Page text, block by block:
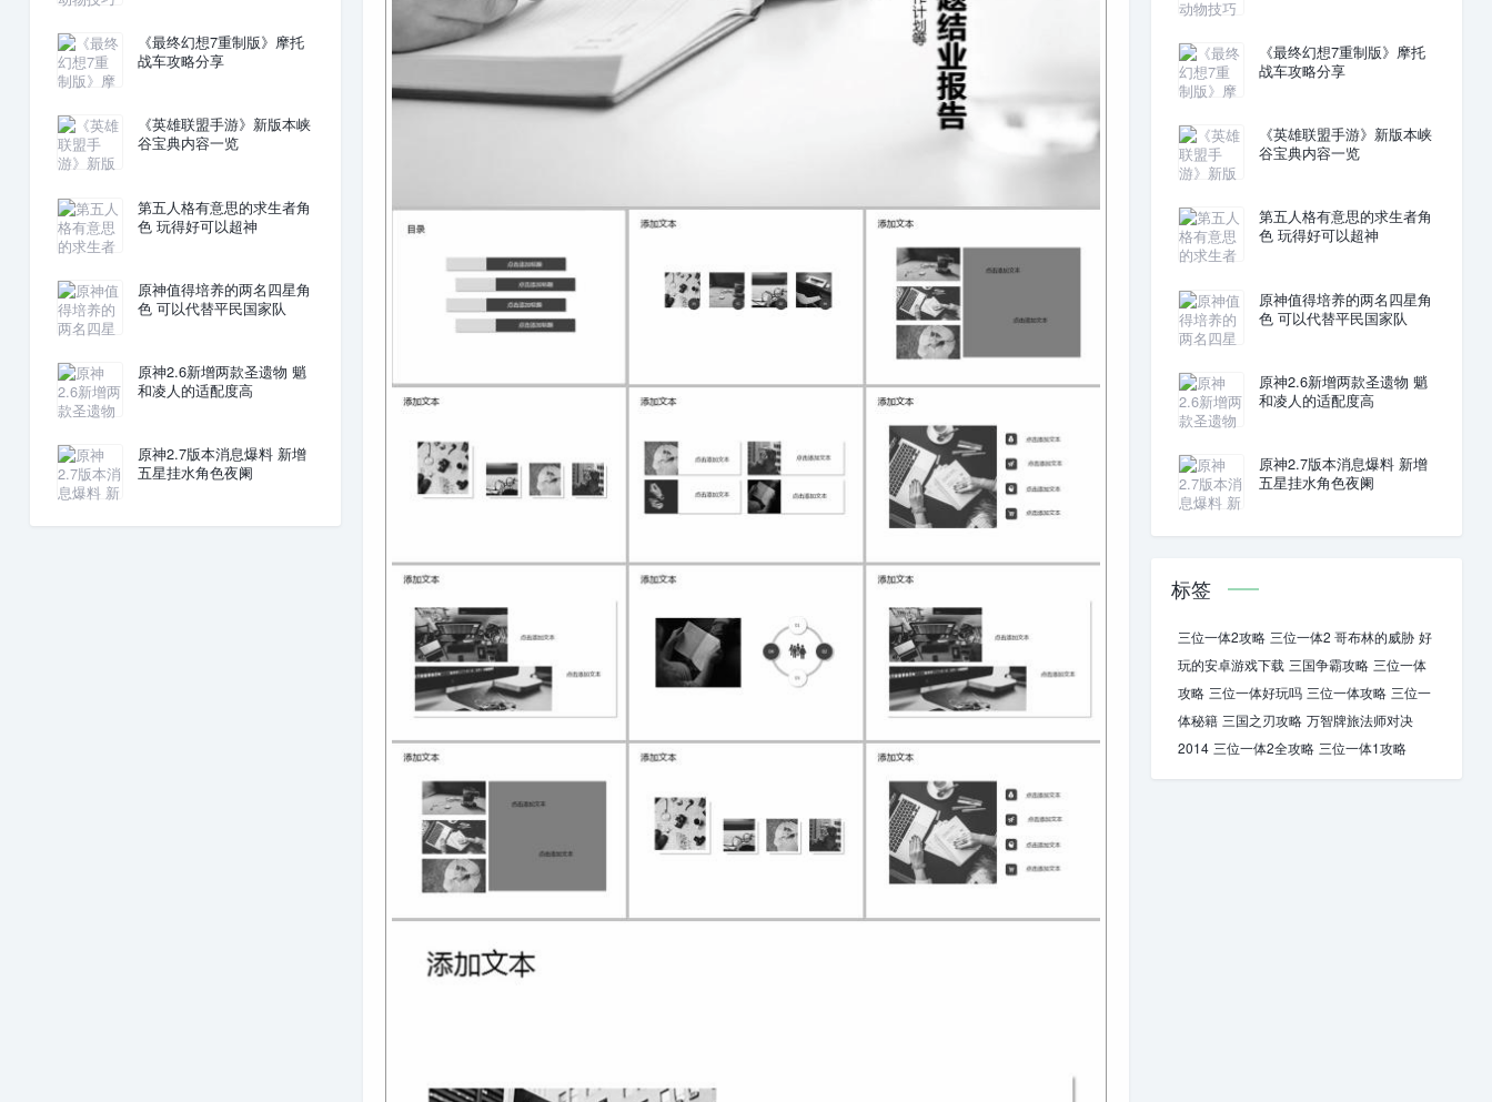
《最终幻想7重制版》摩托
战车攻略分享
《英雄联盟手游》新版本峡
谷宝典内容一览
第五人格有意思的求生者角
色 玩得好可以超神
原神值得培养的两名四星角
色 可以代替平民国家队
原神2.6新增两款圣遗物 魈
和凌人的适配度高
原神2.7版本消息爆料 新增
五星挂水角色夜阑
《最终幻想7重制版》摩托
战车攻略分享
《英雄联盟手游》新版本峡
谷宝典内容一览
第五人格有意思的求生者角
色 玩得好可以超神
原神值得培养的两名四星角
色 可以代替平民国家队
原神2.6新增两款圣遗物 魈
和凌人的适配度高
原神2.7版本消息爆料 新增
五星挂水角色夜阑
标签
三位一体2攻略 三位一体2 哥布林的威胁 好
玩的安卓游戏下载 三国争霸攻略 三位一体
攻略 三位一体好玩吗 三位一体攻略 三位一
体秘籍 三国之刃攻略 万智牌旅法师对决
2014 三位一体2全攻略 三位一体1攻略